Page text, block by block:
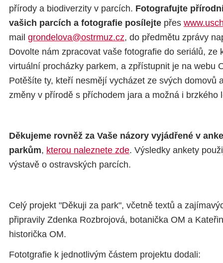
přírody a biodiverzity v parcích. Fotografujte
vašich parcích a fotografie posílejte přes
mail grondelova@ostrmuz.cz, do předmětu zprávy
Dovolte nám zpracovat vaše fotografie do seriálů, ze
virtuální procházky parkem, a zpřístupnit je na webu
Potěšíte ty, kteří nesmějí vycházet ze svých domovů
změny v přírodě s příchodem jara a možná i brzkého
Děkujeme rovněž za Vaše názory vyjádřené v
parkům, kterou naleznete zde. Výsledky ankety
výstavě o ostravských parcích.
Celý projekt "Děkuji za park", včetně textů a
připravily Zdenka Rozbrojová, botanička OM a
historička OM.
Fototgrafie k jednotlivým částem projektu dodali: